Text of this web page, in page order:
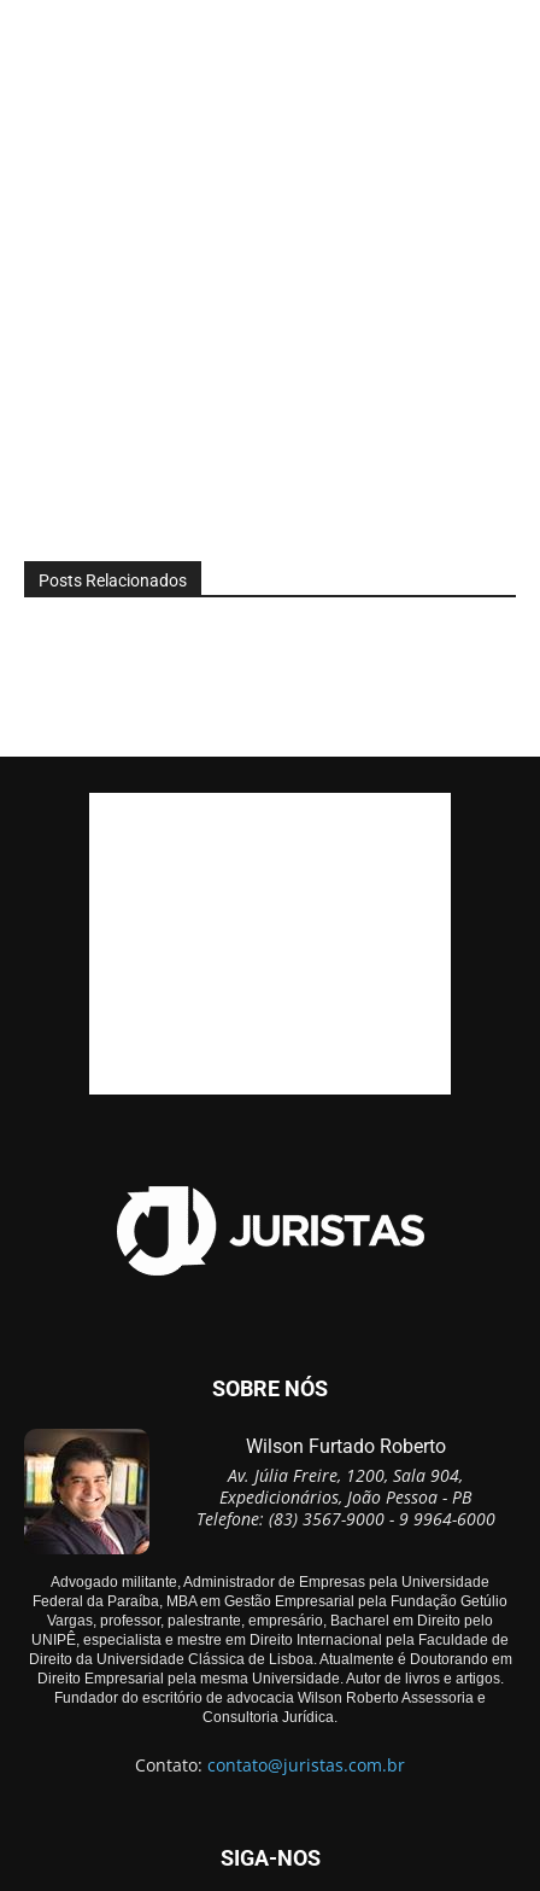
Posts Relacionados
SOBRE NÓS
Wilson Furtado Roberto
Av. Júlia Freire, 1200, Sala 904,
Expedicionários, João Pessoa - PB
Telefone: (83) 3567-9000 - 9 9964-6000
Advogado militante, Administrador de Empresas pela Universidade
Federal da Paraíba, MBA em Gestão Empresarial pela Fundação Getúlio
Vargas, professor, palestrante, empresário, Bacharel em Direito pelo
UNIPÊ, especialista e mestre em Direito Internacional pela Faculdade de
Direito da Universidade Clássica de Lisboa. Atualmente é Doutorando em
Direito Empresarial pela mesma Universidade. Autor de livros e artigos.
Fundador do escritório de advocacia Wilson Roberto Assessoria e
Consultoria Jurídica.
Contato: contato@juristas.com.br
SIGA-NOS